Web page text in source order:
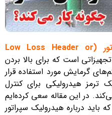
یا هیدرولیک سپراتور (Low Loss Header or
است که برای بالا بردن
گرمایش مورد استفاده قرار
ترمز هیدرولیکی برای کنترل
در این مقاله سعی کرده‌ایم
باید درباره هیدرولیک سپراتور